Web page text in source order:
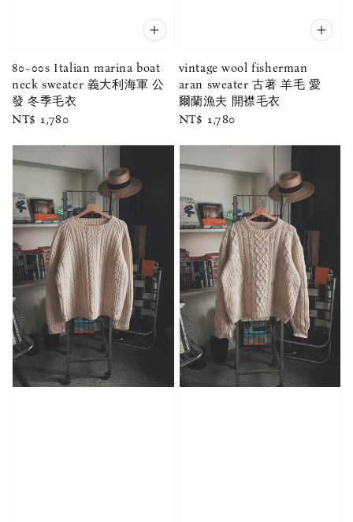
80~00s Italian marina boat
neck sweater 義大利海軍 公
發 冬季毛衣
Regular
NT$ 1,780
vintage wool fisherman
aran sweater 古著 羊毛 愛
爾蘭漁夫 開襟毛衣
Regular
NT$ 1,780